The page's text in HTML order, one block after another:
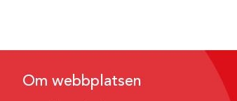
Om webbplatsen